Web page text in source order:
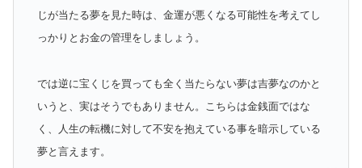
じが当たる夢を見た時は、金運が悪くなる可能性を考えてし
っかりとお金の管理をしましょう。
では逆に宝くじを買っても全く当たらない夢は吉夢なのかと
いうと、実はそうでもありません。こちらは金銭面ではな
く、人生の転機に対して不安を抱えている事を暗示している
夢と言えます。